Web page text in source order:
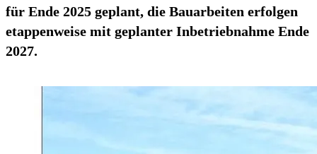
für Ende 2025 geplant, die Bauarbeiten erfolgen
etappenweise mit geplanter Inbetriebnahme Ende
2027.